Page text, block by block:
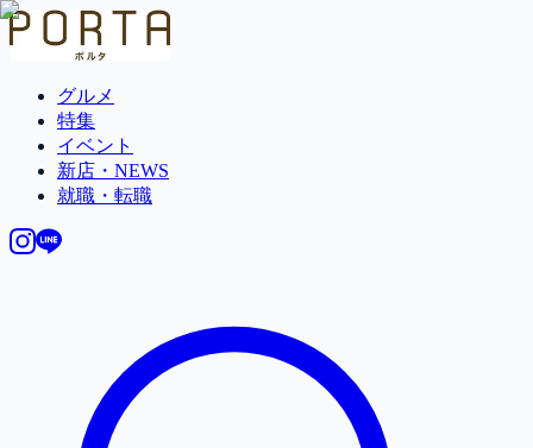
グルメ
特集
イベント
新店・NEWS
就職・転職